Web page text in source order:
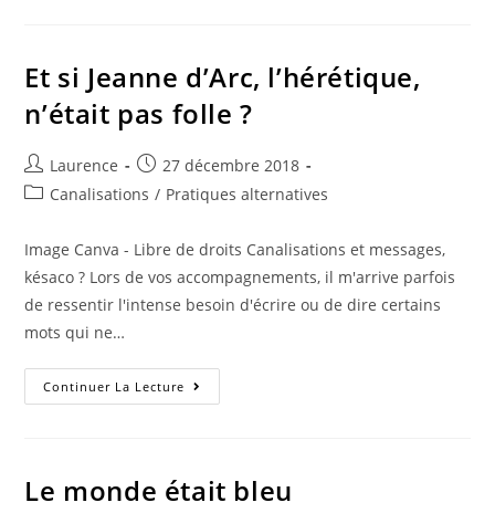
Et si Jeanne d’Arc, l’hérétique,
n’était pas folle ?
Auteur/autrice
de
Laurence
Publication
publiée :
27 décembre 2018
PostCanalisations / Pratiques alternatives
Image Canva - Libre de droits Canalisations et messages,
késaco ? Lors de vos accompagnements, il m'arrive parfois
de ressentir l'intense besoin d'écrire ou de dire certains
mots qui ne…
Continuer La Lecture Et
Si
Pas
Folle
Le monde était bleu